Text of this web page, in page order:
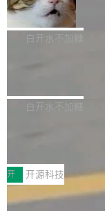
撑庞大支出的资金来
貌。数据显示，微软
sh | bash 安装一个
代码、验证结果的 AI
个主 agent 循环，外
准 AI 能力认知
机器出题的前提，是
构建流程可以分为四
白开水不加糖
库，并将作为
MPComm将作为一
ENT，实现零拷贝传
传输性能最高提升5倍
白开水不加糖
型案例入选名单》，
开源 AI 编程平台
创新与落地成效成功
开 开源科技
深信服AI算力网关